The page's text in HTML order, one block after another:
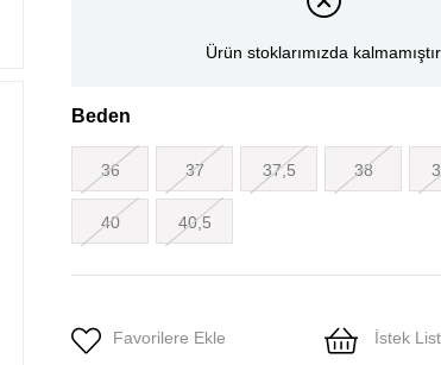
Ürün stoklarımızda kalmamıştır.
Beden
36 37 37,5 38
40 40,5
Favorilere Ekle İstek